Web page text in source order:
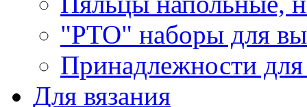
"РТО" наборы для
Принадлежности
Для вязания